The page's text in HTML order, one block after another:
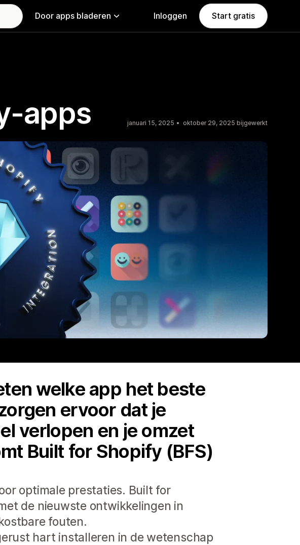
Door apps bladeren Inloggen Start gratis
apps januari 15, 2025 oktober 29, 2025 bijgewerkt
welke app het beste
ervoor dat je
verlopen en je omzet
Built for Shopify (BFS)
optimale prestaties. Built for
de nieuwste ontwikkelingen in
fouten.
hart installeren in de wetenschap